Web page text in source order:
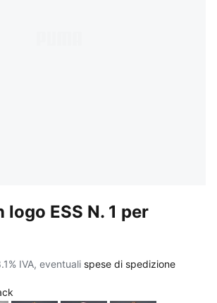
ESS N. 1 per
IVA, eventuali spese di spedizione